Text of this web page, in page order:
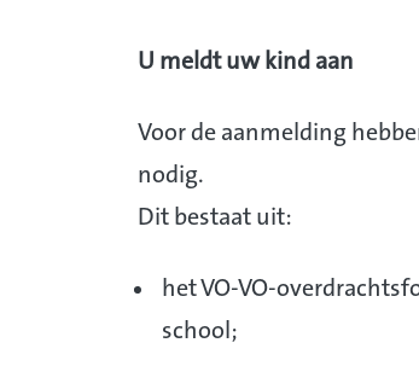
U meldt uw kind aan
Voor de aanmelding
nodig.
Dit bestaat uit:
het VO-VO-
school;